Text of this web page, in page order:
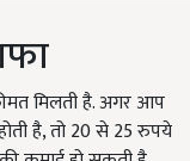
मिलती है. अगर आप
है, तो 20 से 25 रुपये